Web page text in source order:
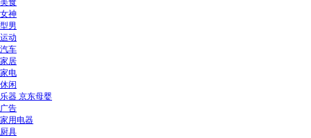
美食
女神
型男
运动
汽车
家居
家电
休闲
乐器 京东母婴
广告
家用电器
厨具